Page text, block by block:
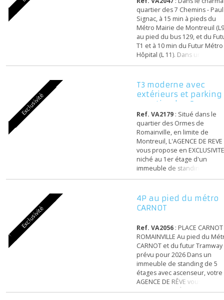
Séjour double (vaste et
lumineux, possibilité de
chambre) cuisine
meublée et équipée,
chambres, salle...
Spatieux T2 proche
Mairie de
Ref. VA2047 : Dans le
quartier des 7 Chemins -
Signac, à 15 min à pieds
Métro Mairie de Montreuil
T1 et à 10 min du Futur
Hôpital (L 11). Dans une
3ème étage sur 6 avec
ascenseur. Un charmant
grand T2 bien agencé et
lumineux comprenant :
entrée, un vaste séjour
de 30 m2 donnant sur un
trè...
T3 moderne avec
extérieurs et
quartier des
Ref. VA2179: Situé dans
quartier des Ormes de
vous propose en
niché au 1er étage d'un
sécurisé livré en 2021, cet
appartement traversant
64,05 m² vous séduira par
sublime luminosité et son
agencement optimal. Il
bénéficie d'un cadre de
paisible au sein d'une
copropriété à taille
4P au pied du
CARNOT
Ref. VA2056: PLACE
ROMAINVILLE Au pied du
CARNOT et du futur